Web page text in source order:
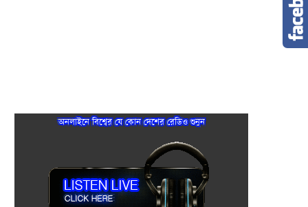
অনলাইনে বিশ্বের যে কোন দেশের রেডিও শুনুন